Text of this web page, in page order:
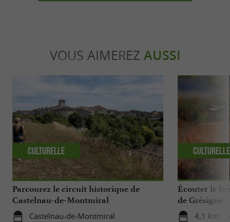
VOUS AIMEREZ AUSSI
Parcourez le circuit historique de
Castelnau-de-Montmiral
Castelnau-de-Montmiral
Culturelle
Écouter le
de Grésigne
4,1 km -
Culturelle